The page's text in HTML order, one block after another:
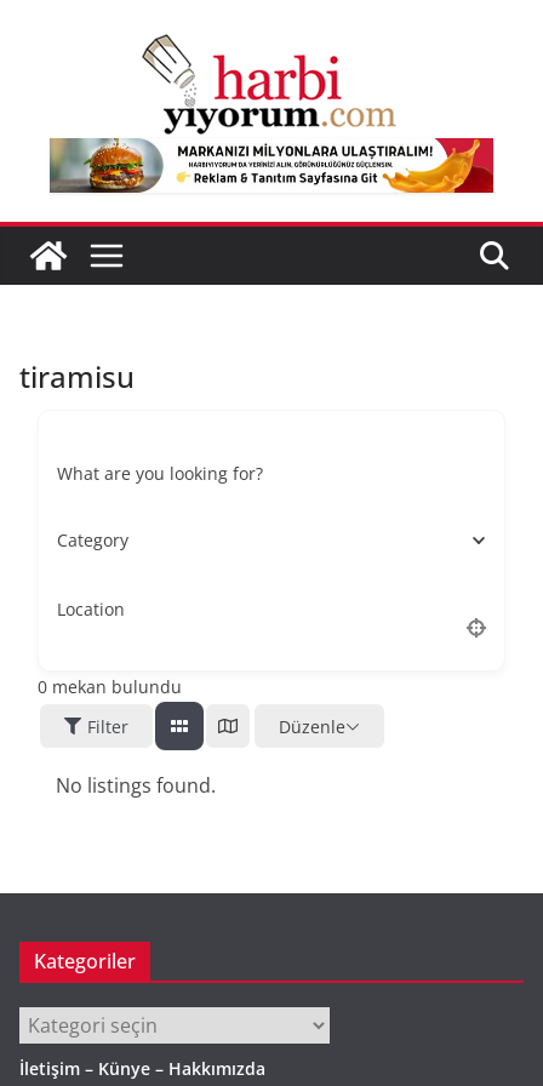
tiramisu
What are you looking for?
Category
Location
0 mekan bulundu
Filter
Düzenle
No listings found.
Kategoriler
Kategoriler
İletişim – Künye – Hakkımızda